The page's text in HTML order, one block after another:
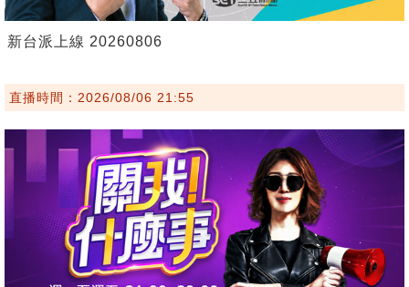
新台派上線 20260806
直播時間：2026/08/06 21:55